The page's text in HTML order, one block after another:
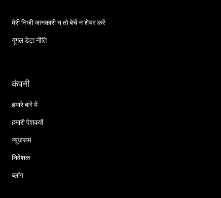
मेरी निजी जानकारी न तो बेचें न शेयर करें
गूगल डेटा नीति
कंपनी
हमारे बारे में
हमारी पेशकशें
न्यूज़रूम
निवेशक
ब्लॉग